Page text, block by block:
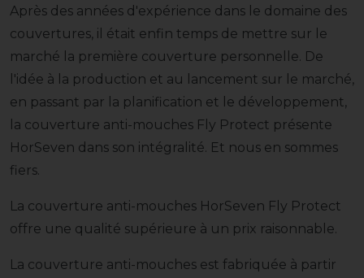
Après des années d'expérience dans le domaine des
couvertures, il était enfin temps de mettre sur le
marché la première couverture personnelle. De
l'idée à la production et au lancement sur le marché,
en passant par la planification et le développement,
la couverture anti-mouches Fly Protect présente
HorSeven dans son intégralité. Et nous en sommes
fiers.
La couverture anti-mouches HorSeven Fly Protect
offre une qualité supérieure à un prix raisonnable.
La couverture anti-mouches est fabriquée à partir